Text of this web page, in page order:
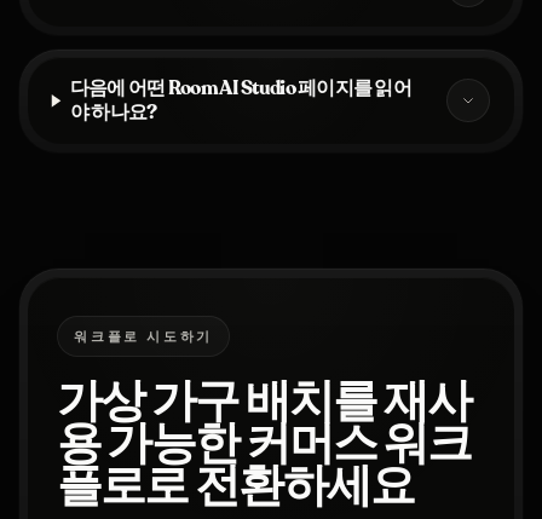
다음에 어떤 Room AI Studio 페이지를 읽어
야 하나요?
워크플로 시도하기
가상 가구 배치를 재사
용 가능한 커머스 워크
플로로 전환하세요